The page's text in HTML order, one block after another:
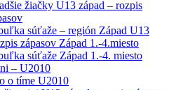
žiačky U13 západ – rozpis
súťaže – región Západ U13
zápasov Západ 1.-4.miesto
súťaže Západ 1.-4. miesto
– U2010
o tíme U2010